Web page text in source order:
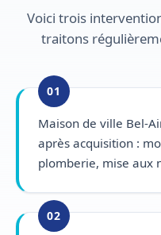
Voici trois
traitons
01
Maison de ville Bel-
après acquisition :
plomberie, mise aux
02